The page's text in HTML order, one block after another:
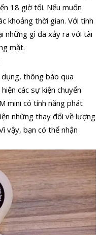
18 giờ tối. Nếu muốn
khoảng thời gian. Với tính
những gì đã xảy ra với tài
mặt.
thông báo qua
các sự kiện chuyển
mini có tính năng phát
những thay đổi về lượng
vậy, bạn có thể nhận